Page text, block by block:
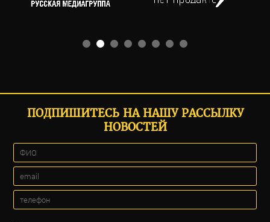
ПОДПИШИТЕСЬ НА НАШУ РАССЫЛКУ
НОВОСТЕЙ